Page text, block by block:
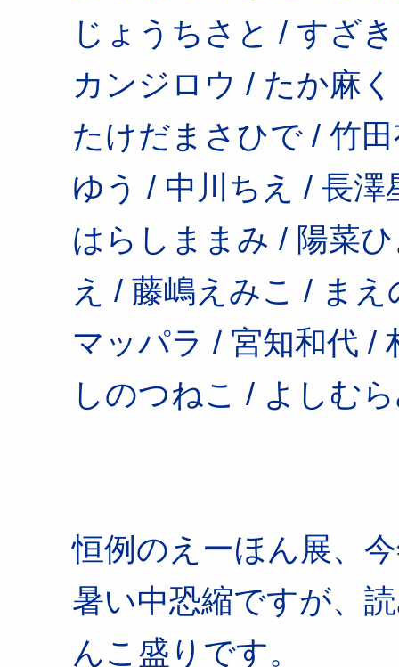
じょうちさと / すざ
カンジロウ / たか麻
たけだまさひで / 竹
ゆう / 中川ちえ / 長
はらしままみ / 陽菜
え / 藤嶋えみこ / ま
マッパラ / 宮知和代 /
しのつねこ / よしむ
恒例のえーほん展、
暑い中恐縮ですが、
んこ盛りです。